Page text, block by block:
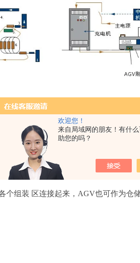
欢迎您！
来自局域网的朋友！有什
助您的吗？
可以用支架侧装在AGV运行轨道的旁
和刷板接触，就会对AGV进行充电。
板上的残留物腾为电池充电装置工作
。
组装 区连接起来，AGV也可作为仓